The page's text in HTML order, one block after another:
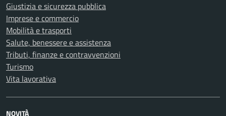
Giustizia e sicurezza pubblica
Imprese e commercio
Mobilità e trasporti
Salute, benessere e assistenza
Tributi, finanze e contravvenzioni
Turismo
Vita lavorativa
NOVITÀ